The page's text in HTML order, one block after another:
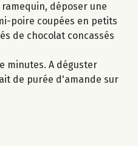
déposer une
poire coupées en petits
de chocolat concassés
minutes. A déguster
de purée d'amande sur